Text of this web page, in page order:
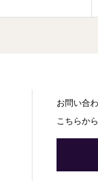
お問い合
こちらか